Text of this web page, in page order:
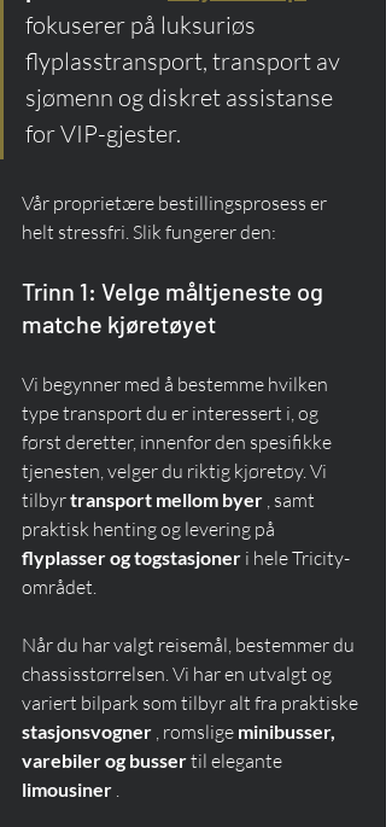
fokuserer på luksuriøs
flyplasstransport, transport av
sjømenn og diskret assistanse
for VIP-gjester.
Vår proprietære bestillingsprosess er
helt stressfri. Slik fungerer den:
Trinn 1: Velge måltjeneste og
matche kjøretøyet
Vi begynner med å bestemme hvilken
type transport du er interessert i, og
først deretter, innenfor den spesifikke
tjenesten, velger du riktig kjøretøy. Vi
tilbyr transport mellom byer , samt
praktisk henting og levering på
flyplasser og togstasjoner i hele Tricity-
området.
Når du har valgt reisemål, bestemmer du
chassisstørrelsen. Vi har en utvalgt og
variert bilpark som tilbyr alt fra praktiske
stasjonsvogner , romslige minibusser,
varebiler og busser til elegante
limousiner .